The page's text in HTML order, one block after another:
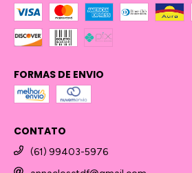
FORMAS DE ENVIO
CONTATO
(61) 99403-5976